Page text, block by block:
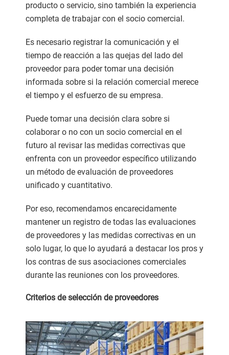
producto o servicio, sino también la experiencia
completa de trabajar con el socio comercial.
Es necesario registrar la comunicación y el
tiempo de reacción a las quejas del lado del
proveedor para poder tomar una decisión
informada sobre si la relación comercial merece
el tiempo y el esfuerzo de su empresa.
Puede tomar una decisión clara sobre si
colaborar o no con un socio comercial en el
futuro al revisar las medidas correctivas que
enfrenta con un proveedor específico utilizando
un método de evaluación de proveedores
unificado y cuantitativo.
Por eso, recomendamos encarecidamente
mantener un registro de todas las evaluaciones
de proveedores y las medidas correctivas en un
solo lugar, lo que lo ayudará a destacar los pros y
los contras de sus asociaciones comerciales
durante las reuniones con los proveedores.
Criterios de selección de proveedores